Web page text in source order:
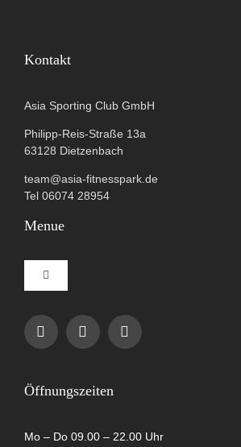
Kontakt
Asia Sporting Club GmbH
Philipp-Reis-Straße 13a
63128 Dietzenbach
team@asia-fitnesspark.de
Tel 06074 28954
Menue
Toggle
Navigation
Impressum
Öffnungszeiten
Mo – Do 09.00 – 22.00 Uhr